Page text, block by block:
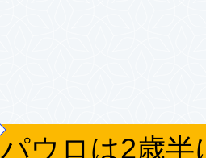
パウロは2歳